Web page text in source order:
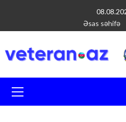
содержимому
Əsas səhifə
меню